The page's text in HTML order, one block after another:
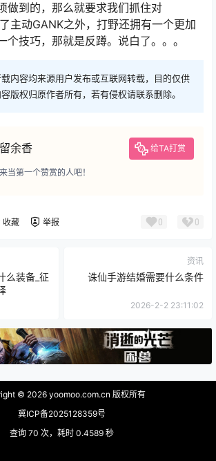
做到的，那么就要求我们抓住对
主动GANK之外，打野还拥有一个更加
个技巧，那就是反蹲。说白了。。。
内容均来源用户发布或互联网转载，目的仅供
版权归原作者所有，若有侵权请联系删除。
余香 给TA打赏
当第一个赞赏的人吧！
收藏 举报 0 0
么装备_征
资讯
诛仙手游结婚需要什么条件
2026-2-2 23:11:02
© 2026 yoomoo.com.cn 版权所有
冀ICP备2025128359号
查询 70 次，耗时 0.4589 秒